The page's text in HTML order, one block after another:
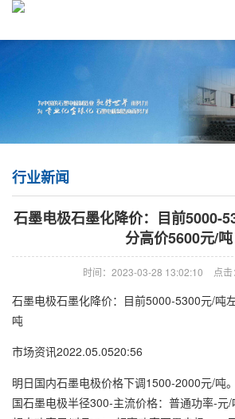
行业新闻
石墨电极石墨化降价：目前5000-
分高价5600元/吨
时间：2023-03-28 13:02:10 点
石墨电极石墨化降价：目前5000-5300元/吨
吨
市场资讯2022.05.0520:56
明日国内石墨电极价格下调1500-2000元/吨
国石墨电极半径300-主流价格：普通功率-元/